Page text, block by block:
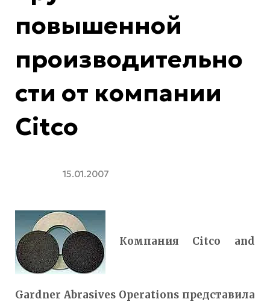
повышенной
производительно
сти от компании
Citco
15.01.2007
Компания Citco and
Gardner Abrasives Operations представила